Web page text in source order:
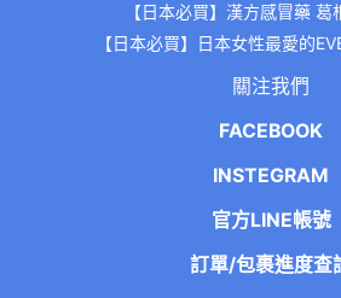
【日本必買】漢方感冒藥 葛
【日本必買】日本女性最愛的
關注我們
FACEBOOK
INSTEGRAM
官方LINE帳號
訂單/包裹進度查